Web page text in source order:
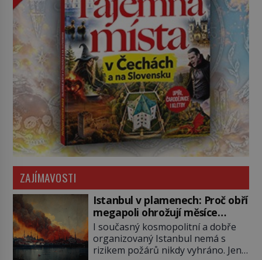
ZAJÍMAVOSTI
Istanbul v plamenech: Proč obří
megapoli ohrožují měsíce
smaženého lilku?
I současný kosmopolitní a dobře
organizovaný Istanbul nemá s
rizikem požárů nikdy vyhráno. Jen